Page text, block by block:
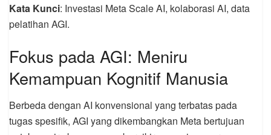
Kata Kunci: Investasi Meta Scale AI, kolaborasi AI, data
pelatihan AGI.
Fokus pada AGI: Meniru
Kemampuan Kognitif Manusia
Berbeda dengan AI konvensional yang terbatas pada
tugas spesifik, AGI yang dikembangkan Meta bertujuan